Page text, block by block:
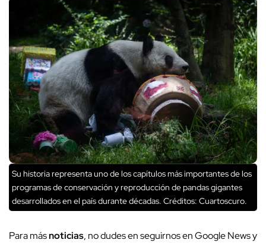
Su historia representa uno de los capítulos más importantes de los
programas de conservación y reproducción de pandas gigantes
desarrollados en el país durante décadas. Créditos: Cuartoscuro.
Para másnoticias, no dudes en seguirnos en Google News y